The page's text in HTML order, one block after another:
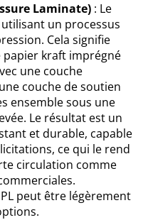
Laminate) : Le
un processus
Cela signifie
papier kraft imprégné
une couche
couche de soutien
ensemble sous une
Le résultat est un
et durable, capable
ce qui le rend
circulation comme
peut être légèrement